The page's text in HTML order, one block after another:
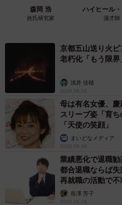
うですが、豪華なものはそれほ
す。その代わり、散髪店のクー
美味い」といったメッセージ
そうです。
やがて、はじめさん自身が卒業
投げをする立場になったときに
込み”をしたといいます。
「部屋のモンスター代」
そんなメッセージとともに、
です。当時、防衛大学校ではエ
ーがよく飲まれており、1本
森岡 浩
姓氏研究家
ハイヒール
漫才師
京都五山送り火
老朽化「もう限
浅井 佳穂
2026.08.09
母は有名女優、
スリーブ姿「育ち
「天使の笑顔」
まいどなメディア
2026.08.09
業績悪化で退職
都合退職ならば
再就職の活動で
アカウンセラーが
長澤 芳子
2026.08.09